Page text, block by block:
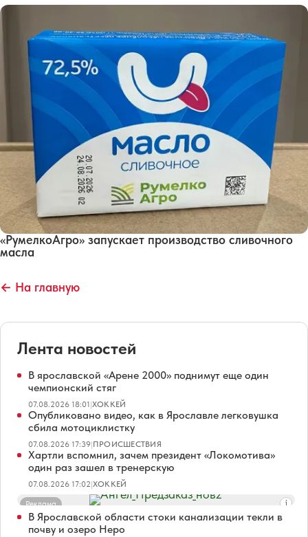
«РумелкоАгро» запускает производство сливочного
масла
← На главную
Лента новостей
В ярославской «Арене 2000» поднимут еще один
чемпионский стяг
07.08.2026 18:01|ХОККЕЙ
Опубликовано видео, как в Ярославле легковушка
сбила мотоциклистку
07.08.2026 17:39|ПРОИСШЕСТВИЯ
Хартли вспомнил, зачем президент «Локомотива»
один раз зашел в тренерскую
07.08.2026 17:02|ХОККЕЙ
Реклама
В Ярославской области стоки канализации текли в
почву и озеро Неро